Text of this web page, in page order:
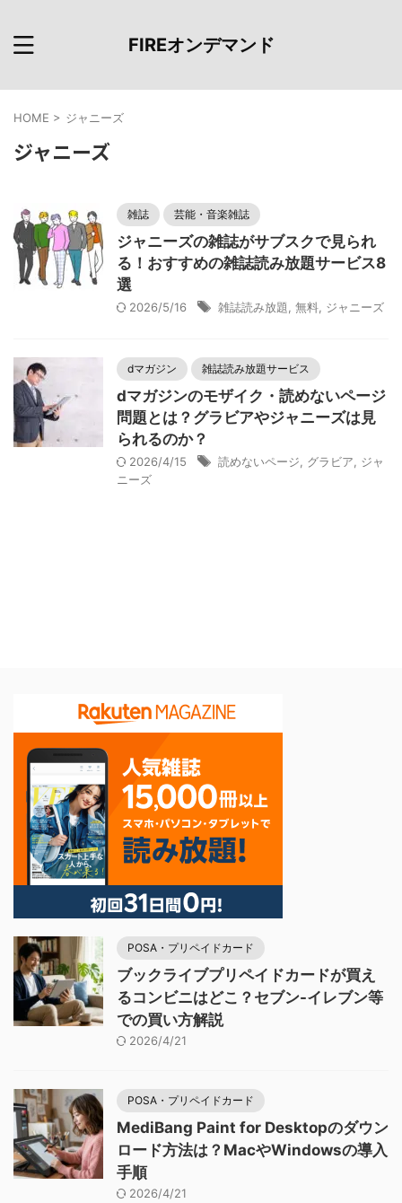
FIREオンデマンド
HOME > ジャニーズ
ジャニーズ
雑誌 芸能・音楽雑誌
ジャニーズの雑誌がサブスクで見られ
る！おすすめの雑誌読み放題サービス8
選
2026/5/16 雑誌読み放題 無料 ジャニーズ
dマガジン 雑誌読み放題サービス
dマガジンのモザイク・読めないページ
問題とは？グラビアやジャニーズは見
られるのか？
2026/4/15 読めないページ グラビア
ジャ
ニーズ
POSA・プリペイドカード
ブックライブプリペイドカードが買え
るコンビニはどこ？セブン-イレブン等
での買い方解説
2026/4/21
POSA・プリペイドカード
MediBang Paint for Desktopのダウン
ロード方法は？MacやWindowsの導入
手順
2026/4/21